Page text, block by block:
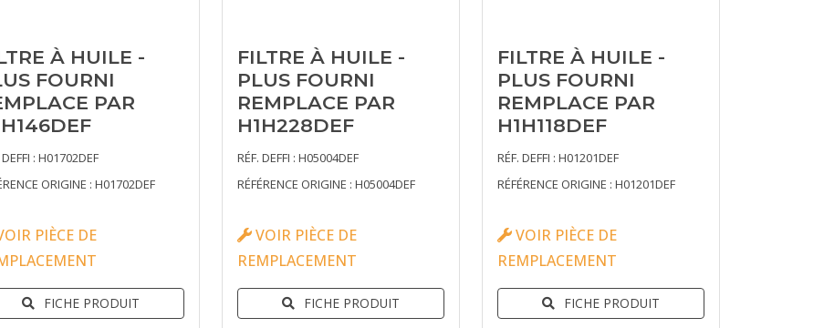
À HUILE -
FOURNI
PAR
DEFFI : H01702DEF
ORIGINE : H01702DEF
PIÈCE DE
FICHE PRODUIT
FILTRE À HUILE -
PLUS FOURNI
REMPLACE PAR
H1H228DEF
RÉF. DEFFI : H05004DEF
RÉFÉRENCE ORIGINE : H05004DEF
VOIR PIÈCE DE
REMPLACEMENT
FICHE PRODUIT
FILTRE À HUILE -
PLUS FOURNI
REMPLACE PAR
H1H118DEF
RÉF. DEFFI : H01201DEF
RÉFÉRENCE ORIGINE : H01201DEF
VOIR PIÈCE DE
REMPLACEMENT
FICHE PRODUIT